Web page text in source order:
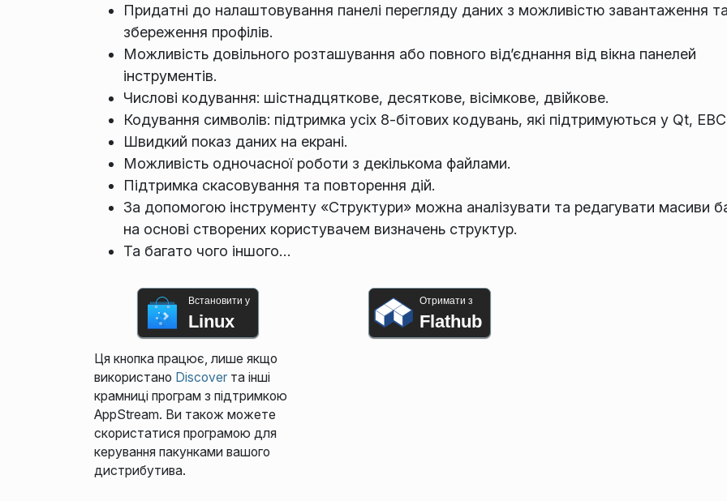
Придатні до налаштовування панелі перегляду даних з можливістю завантаження
збереження профілів.
Можливість довільного розташування або повного від’єднання від вікна панелей
інструментів.
Числові кодування: шістнадцяткове, десяткове, вісімкове, двійкове.
Кодування символів: підтримка усіх 8-бітових кодувань, які підтримуються у Qt,
Швидкий показ даних на екрані.
Можливість одночасної роботи з декількома файлами.
Підтримка скасовування та повторення дій.
За допомогою інструменту «Структури» можна аналізувати та редагувати масиви
на основі створених користувачем визначень структур.
Та багато чого іншого…
Встановити у
Linux
Ця кнопка працює, лише якщо
використано Discoverта інші
крамниці програм з підтримкою
AppStream. Ви також можете
скористатися програмою для
керування пакунками вашого
дистрибутива.
Отримати з
Flathub